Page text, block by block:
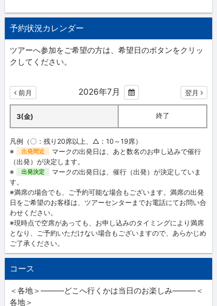
予約状況カレンダー
ツアーへ参加をご希望の方は、希望日のボタンをクリッ
クしてください。
前月 2026年7月 翌月
3(金) 終了
凡例（〇：残り20席以上、△：10～19席）
※
出発間近
マークの出発日は、あと数名のお申し込みで催行
（出発）が決定します。
※
出発決定
マークの出発日は、催行（出発）が決定していま
す。
※満席の場合でも、ご予約可能な場合もございます。満席の出発
日をご希望のお客様は、ツアーセンターまでお電話にてお問い合
わせください。
※現時点で空席があっても、お申し込みのタイミングにより満席
となり、ご予約いただけない場合もございますので、あらかじめ
ご了承ください。
コース
＜各地＞―――どこへ行くかは当日のお楽しみ―――＜
各地＞